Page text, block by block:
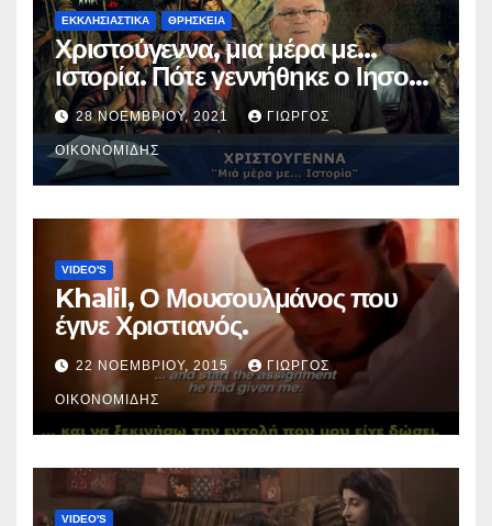
ΕΚΚΛΗΣΙΑΣΤΙΚΑ ΘΡΗΣΚΕΙΑ
Χριστούγεννα, μια μέρα με…
ιστορία. Πότε γεννήθηκε ο Ιησούς
Χριστός; (Βίντεο).
28 ΝΟΕΜΒΡΊΟΥ, 2021 ΓΙΏΡΓΟΣ
ΟΙΚΟΝΟΜΊΔΗΣ
VIDEO'S
Khalil, Ο Μουσουλμάνος που
έγινε Χριστιανός.
22 ΝΟΕΜΒΡΊΟΥ, 2015 ΓΙΏΡΓΟΣ
ΟΙΚΟΝΟΜΊΔΗΣ
VIDEO'S